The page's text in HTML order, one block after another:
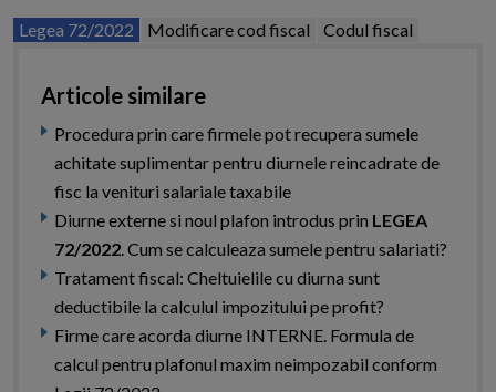
Legea 72/2022 Modificare cod fiscal Codul fiscal
Articole similare
Procedura prin care firmele pot recupera sumele
achitate suplimentar pentru diurnele reincadrate de
fisc la venituri salariale taxabile
Diurne externe si noul plafon introdus prin LEGEA
72/2022. Cum se calculeaza sumele pentru salariati?
Tratament fiscal: Cheltuielile cu diurna sunt
deductibile la calculul impozitului pe profit?
Firme care acorda diurne INTERNE. Formula de
calcul pentru plafonul maxim neimpozabil conform